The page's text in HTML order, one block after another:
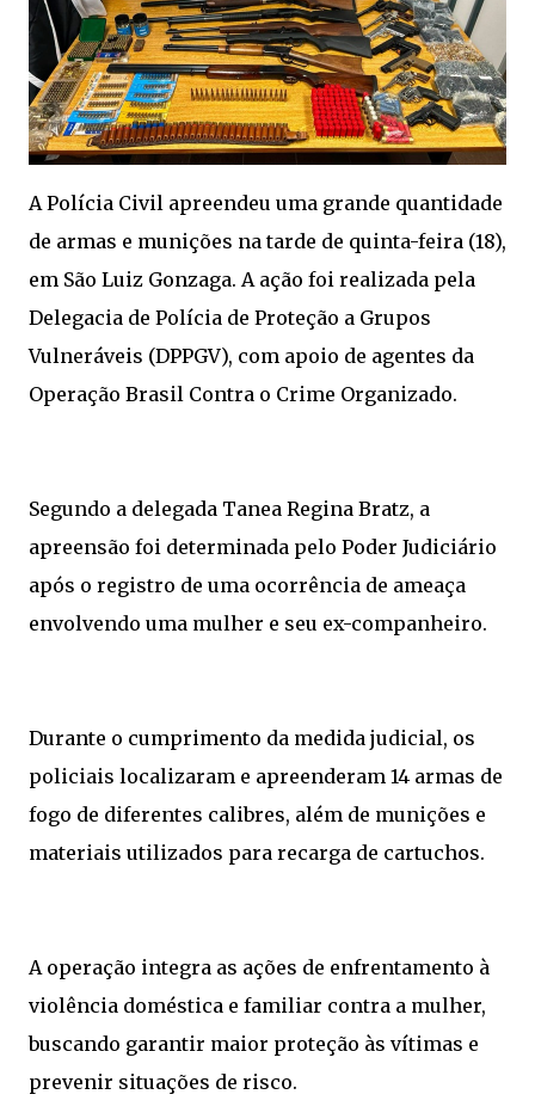
A Polícia Civil apreendeu uma grande quantidade
de armas e munições na tarde de quinta-feira (18),
em São Luiz Gonzaga. A ação foi realizada pela
Delegacia de Polícia de Proteção a Grupos
Vulneráveis (DPPGV), com apoio de agentes da
Operação Brasil Contra o Crime Organizado.
Segundo a delegada Tanea Regina Bratz, a
apreensão foi determinada pelo Poder Judiciário
após o registro de uma ocorrência de ameaça
envolvendo uma mulher e seu ex-companheiro.
Durante o cumprimento da medida judicial, os
policiais localizaram e apreenderam 14 armas de
fogo de diferentes calibres, além de munições e
materiais utilizados para recarga de cartuchos.
A operação integra as ações de enfrentamento à
violência doméstica e familiar contra a mulher,
buscando garantir maior proteção às vítimas e
prevenir situações de risco.